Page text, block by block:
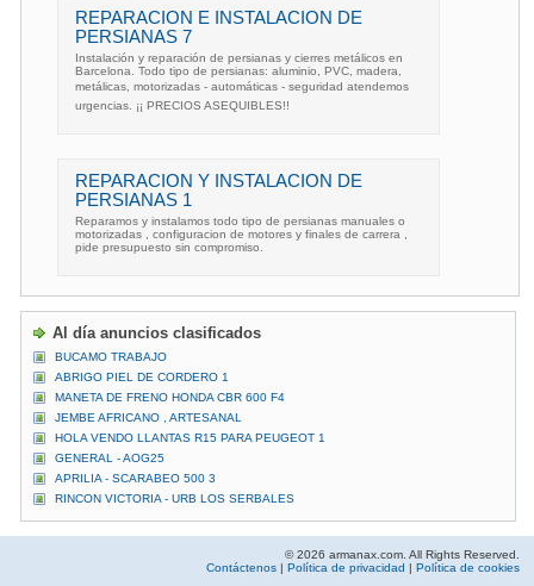
REPARACION E INSTALACION DE
PERSIANAS 7
Instalación y reparación de persianas y cierres metálicos en
Barcelona. Todo tipo de persianas: aluminio, PVC, madera,
metálicas, motorizadas - automáticas - seguridad atendemos
urgencias. ¡¡ PRECIOS ASEQUIBLES!!
REPARACION Y INSTALACION DE
PERSIANAS 1
Reparamos y instalamos todo tipo de persianas manuales o
motorizadas , configuracion de motores y finales de carrera ,
pide presupuesto sin compromiso.
Al día anuncios clasificados
BUCAMO TRABAJO
ABRIGO PIEL DE CORDERO 1
MANETA DE FRENO HONDA CBR 600 F4
JEMBE AFRICANO , ARTESANAL
HOLA VENDO LLANTAS R15 PARA PEUGEOT 1
GENERAL - AOG25
APRILIA - SCARABEO 500 3
RINCON VICTORIA - URB LOS SERBALES
© 2026 armanax.com. All Rights Reserved.
Contáctenos | Política de privacidad | Política de cookies